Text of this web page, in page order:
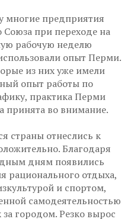
многие предприятия
Союза при переходе на
рабочую неделю
опыт Перми.
из них уже имели
опыт работы по
практика Перми
принята во внимание.
страны отнеслись к
Благодаря
дням появились
рационального отдыха,
и спортом,
самодеятельностью
за городом. Резко вырос